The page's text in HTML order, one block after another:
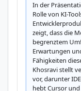
In der
Rolle von KI-
zeigt, dass die
begrenztem
Erwartungen
Fähigkeiten
Khosravi stellt
vor, darunter
hebt Cursor